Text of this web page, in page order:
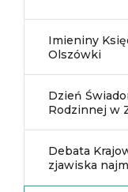
Imieniny
Olszówki
Dzień
Rodzinnej w
Debata
zjawiska